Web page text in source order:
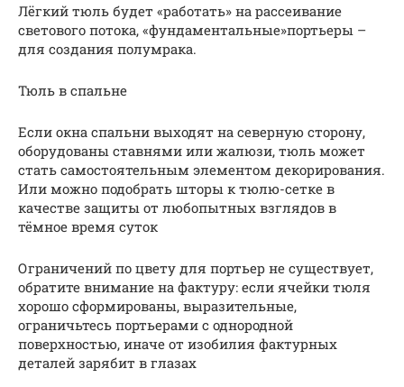
Лёгкий тюль будет «работать» на рассеивание
светового потока, «фундаментальные»портьеры –
для создания полумрака.
Тюль в спальне
Если окна спальни выходят на северную сторону,
оборудованы ставнями или жалюзи, тюль может
стать самостоятельным элементом декорирования.
Или можно подобрать шторы к тюлю-сетке в
качестве защиты от любопытных взглядов в
тёмное время суток
Ограничений по цвету для портьер не существует,
обратите внимание на фактуру: если ячейки тюля
хорошо сформированы, выразительные,
ограничьтесь портьерами с однородной
поверхностью, иначе от изобилия фактурных
деталей зарябит в глазах